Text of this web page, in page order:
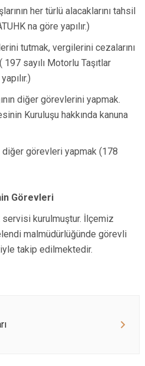
her türlü alacaklarını tahsil
na göre yapılır.)
tutmak, vergilerini cezalarını
sayılı Motorlu Taşıtlar
diğer görevlerini yapmak.
Kuruluşu hakkında kanuna
görevleri yapmak (178
Görevleri
kurulmuştur. İlçemiz
malmüdürlüğünde görevli
takip edilmektedir.